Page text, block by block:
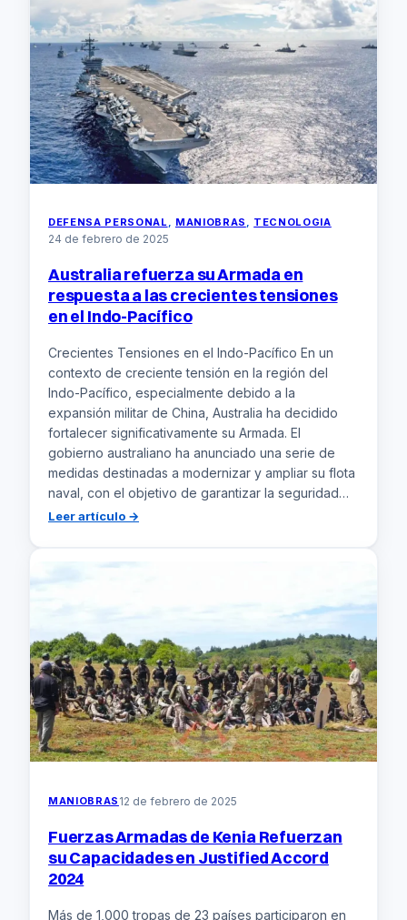
aérea
en
Ucrania
con
el
ataque
de
drones.
DEFENSA PERSONAL MANIOBRAS TECNOLOGIA
24 de febrero de 2025
Australia refuerza su Armada en
respuesta a las crecientes tensiones
en el Indo-Pacífico
Crecientes Tensiones en el Indo-Pacífico En un
contexto de creciente tensión en la región del
Indo-Pacífico, especialmente debido a la
expansión militar de China, Australia ha decidido
fortalecer significativamente su Armada. El
gobierno australiano ha anunciado una serie de
medidas destinadas a modernizar y ampliar su flota
naval, con el objetivo de garantizar la seguridad…
Leer artículo →
a
las
crecientes
tensiones
en
el
Indo-
MANIOBRAS 12 de febrero de 2025
Fuerzas Armadas de Kenia Refuerzan
su Capacidades en Justified Accord
2024
Más de 1,000 tropas de 23 países participaron en